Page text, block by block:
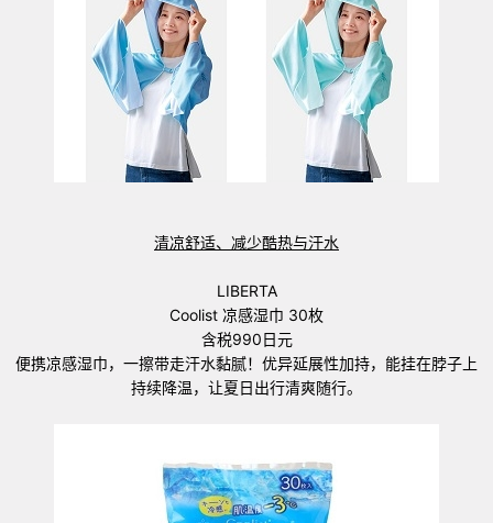
清凉舒适、减少酷热与汗水
LIBERTA
Coolist 凉感湿巾 30枚
含税990日元
便携凉感湿巾，一擦带走汗水黏腻！优异延展性加持，能挂在脖子上
持续降温，让夏日出行清爽随行。